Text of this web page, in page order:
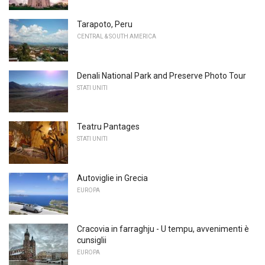
Tarapoto, Peru
CENTRAL & SOUTH AMERICA
Denali National Park and Preserve Photo Tour
STATI UNITI
Teatru Pantages
STATI UNITI
Autoviglie in Grecia
EUROPA
Cracovia in farraghju - U tempu, avvenimenti è
cunsiglii
EUROPA